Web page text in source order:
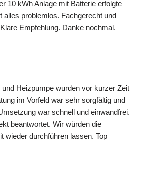
10 kWh Anlage mit Batterie erfolgte
alles problemlos. Fachgerecht und
Empfehlung. Danke nochmal.
Heizpumpe wurden vor kurzer Zeit
im Vorfeld war sehr sorgfältig und
war schnell und einwandfrei.
beantwortet. Wir würden die
wieder durchführen lassen. Top